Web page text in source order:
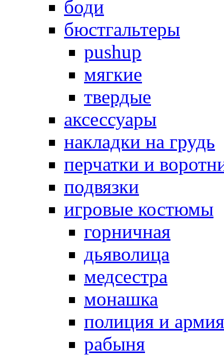
боди
бюстгальтеры
pushup
мягкие
твердые
аксессуары
накладки на грудь
перчатки и
подвязки
игровые костюмы
горничная
дьяволица
медсестра
монашка
полиция и армия
рабыня